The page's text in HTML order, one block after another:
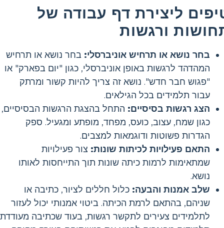
ליצירת דף עבודה של
ורגשות
בחר נושא או תרחיש אוניברסלי: בחר נושא או תרחיש
המהדהד לרגשות באופן אוניברסלי, כגון "יום בפארק" או
"פגוש חבר חדש". נושא זה צריך להיות קשור ומרתק
עבור תלמידים בכל הגילאים.
הצג רגשות בסיסיים: התחל בהצגת הרגשות הבסיסיים,
כגון שמח, עצוב, כועס, מפחד, מופתע ומגעיל. ספק
הגדרות פשוטות ודוגמאות למצבים.
התאם פעילויות לכיתות שונות: צור פעילויות
שמתאימות לרמות כיתה שונות תוך התייחסות לאותו
נושא.
שלב אמנות והבעה: כלול חללים לציור, כתיבה או
שניהם, בהתאם לרמת הכיתה. ביטוי אמנותי יכול לעזור
לתלמידים צעירים לתקשר רגשות, בעוד שכתיבה מעודדת